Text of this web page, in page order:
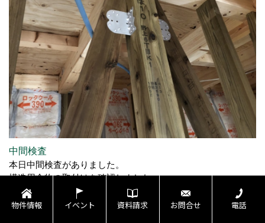
中間検査
本日中間検査がありました。
構造用金物の取付けを確認しました。
物件情報 イベント 資料請求 お問合せ 電話